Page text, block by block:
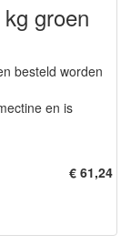
groen
besteld worden
en is
€ 61,24